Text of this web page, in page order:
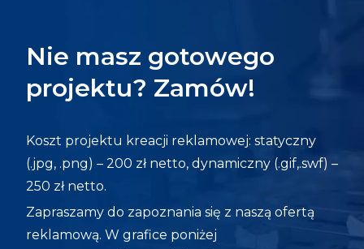
Nie masz gotowego
projektu? Zamów!
Koszt projektu kreacji reklamowej: statyczny
(.jpg, .png) – 200 zł netto, dynamiczny (.gif,.swf) –
250 zł netto.
Zapraszamy do zapoznania się z naszą ofertą
reklamową. W grafice poniżej